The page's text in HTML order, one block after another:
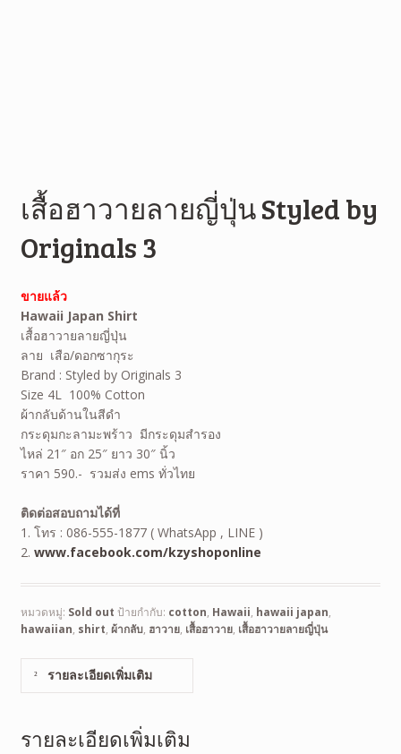
เสื้อฮาวายลายญี่ปุ่น Styled by
Originals 3
ขายแล้ว
Hawaii Japan Shirt
เสื้อฮาวายลายญี่ปุ่น
ลาย เสือ/ดอกซากุระ
Brand : Styled by Originals 3
Size 4L 100% Cotton
ผ้ากลับด้านในสีดำ
กระดุมกะลามะพร้าว มีกระดุมสำรอง
ไหล่ 21″ อก 25″ ยาว 30″ นิ้ว
ราคา 590.- รวมส่ง ems ทั่วไทย
ติดต่อสอบถามได้ที่
1. โทร : 086-555-1877 ( WhatsApp , LINE )
2. www.facebook.com/kzyshoponline
หมวดหมู่: Sold out ป้ายกำกับ: cotton, Hawaii, hawaii japan,
hawaiian, shirt, ผ้ากลับ, ฮาวาย, เสื้อฮาวาย, เสื้อฮาวายลายญี่ปุ่น
รายละเอียดเพิ่มเติม
รายละเอียดเพิ่มเติม